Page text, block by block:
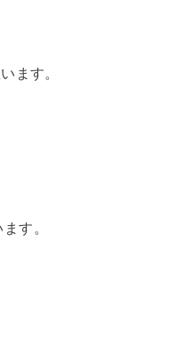
ます。
す。